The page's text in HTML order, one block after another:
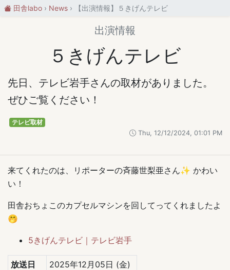
田舎labo News 【出演情報】５きげんテレビ
出演情報
５きげんテレビ
先日、テレビ岩手さんの取材がありました。
ぜひご覧ください！
テレビ取材
Thu, 12/12/2024, 01:01 PM
来てくれたのは、リポーターの斉藤世梨亜さん✨ かわい
い！
田舎おちょこのカプセルマシンを回してってくれましたよ
🤭
5きげんテレビ｜テレビ岩手
放送日
2025年12月05日 (金)